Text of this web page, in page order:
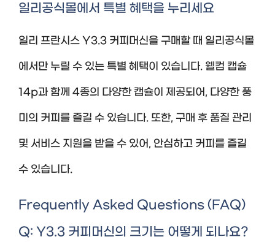
일리공식몰에서 특별 혜택을 누리세요
일리 프란시스 Y3.3 커피머신을 구매할 때 일리공식몰
에서만 누릴 수 있는 특별 혜택이 있습니다. 웰컴 캡슐
14p과 함께 4종의 다양한 캡슐이 제공되어, 다양한 풍
미의 커피를 즐길 수 있습니다. 또한, 구매 후 품질 관리
및 서비스 지원을 받을 수 있어, 안심하고 커피를 즐길
수 있습니다.
Frequently Asked Questions (FAQ)
Q: Y3.3 커피머신의 크기는 어떻게 되나요?